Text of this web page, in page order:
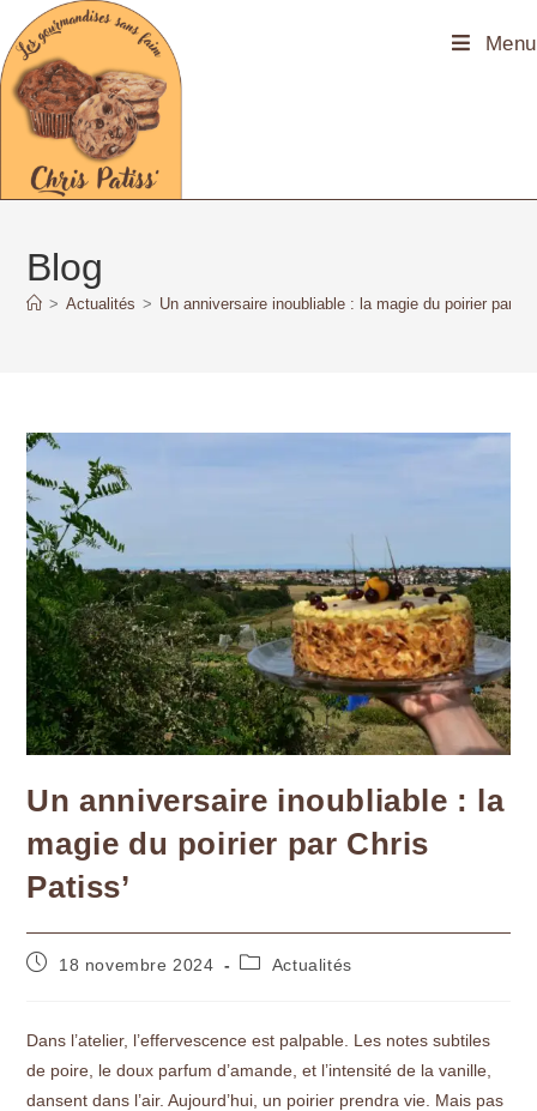
principal
Menu
Blog
> Actualités > Un anniversaire inoubliable : la magie du poirier par
Un anniversaire inoubliable : la
magie du poirier par Chris
Patiss’
18 novembre 2024 Actualités
Dans l’atelier, l’effervescence est palpable. Les notes subtiles
de poire, le doux parfum d’amande, et l’intensité de la vanille,
dansent dans l’air. Aujourd’hui, un poirier prendra vie. Mais pas